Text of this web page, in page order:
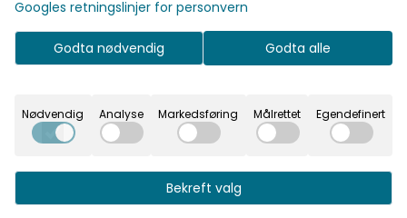
33x33 cm
Disse svarte serviettene har
glitrende gulltall og stjerner, og
Stor konfetti med tall i gull gir
en enkel måte å pynte bordet
Googles retningslinjer for personvern
Godta nødvendig Godta alle
Nødvendig Analyse Markedsføring Målrettet Egendefinert
Bekreft valg